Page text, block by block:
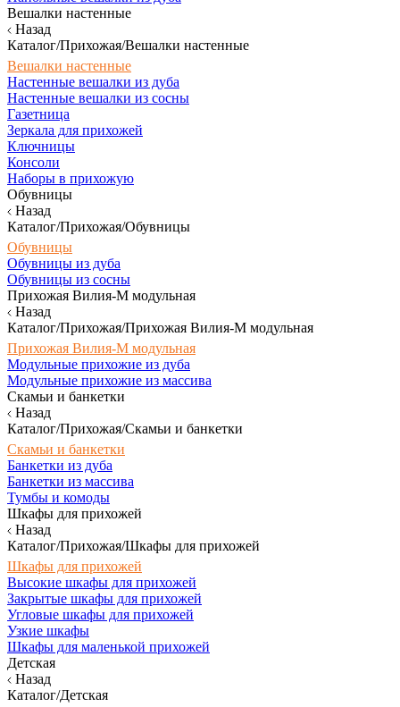
Вешалки настенные
Назад
Каталог/Прихожая/Вешалки настенные
Вешалки настенные
Настенные вешалки из дуба
Настенные вешалки из сосны
Газетница
Зеркала для прихожей
Ключницы
Консоли
Наборы в прихожую
Обувницы
Назад
Каталог/Прихожая/Обувницы
Обувницы
Обувницы из дуба
Обувницы из сосны
Прихожая Вилия-М модульная
Назад
Каталог/Прихожая/Прихожая Вилия-М модульная
Прихожая Вилия-М модульная
Модульные прихожие из дуба
Модульные прихожие из массива
Скамьи и банкетки
Назад
Каталог/Прихожая/Скамьи и банкетки
Скамьи и банкетки
Банкетки из дуба
Банкетки из массива
Тумбы и комоды
Шкафы для прихожей
Назад
Каталог/Прихожая/Шкафы для прихожей
Шкафы для прихожей
Высокие шкафы для прихожей
Закрытые шкафы для прихожей
Угловые шкафы для прихожей
Узкие шкафы
Шкафы для маленькой прихожей
Детская
Назад
Каталог/Детская